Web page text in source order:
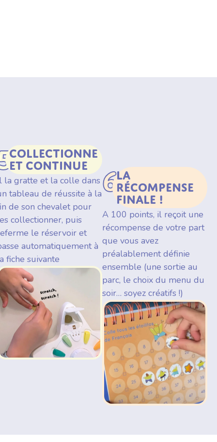
Collectionne
et continue
la gratte et la colle dans
tableau de réussite à la
de son chevalet pour
collectionner, puis
le réservoir et
automatiquement à
fiche suivante
6La
récompense
finale !
A 100 points, il reçoit une
récompense de votre part
que vous avez
préalablement définie
ensemble (une sortie au
parc, le choix du menu du
soir… soyez créatifs !)